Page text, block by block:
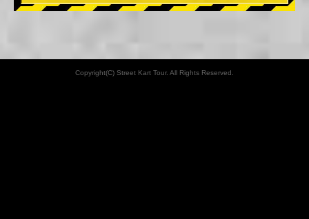
Copyright(C) Street Kart Tour. All Rights Reserved.